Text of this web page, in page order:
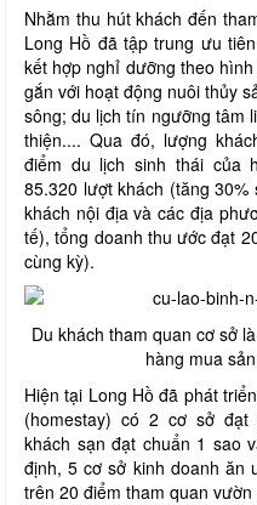
Nhằm thu hút khách đến
Long Hồ đã tập trung ưu
kết hợp nghỉ dưỡng theo
gắn với hoạt động nuôi thủy
sông; du lịch tín ngưỡng tâm
thiện.... Qua đó, lượng
điểm du lịch sinh thái của
85.320 lượt khách (tăng
khách nội địa và các địa
tế), tổng doanh thu ước đạt
cùng kỳ).
Du khách tham quan cơ sở
hàng mua
Hiện tại Long Hồ đã phát
(homestay) có 2 cơ sở đạt
khách sạn đạt chuẩn 1 sao
định, 5 cơ sở kinh doanh ăn
trên 20 điểm tham quan vườn